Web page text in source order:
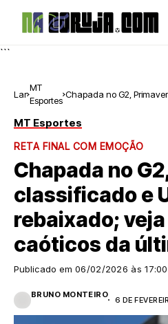
```
Lar
MT
Esportes
Chapada no G2,
MT Esportes
RETA FINAL COM EMOÇÃO
Chapada no
classificado e
rebaixado;
caóticos da
Publicado em 06/02/2026 às 17:00
BRUNO MONTEIRO
6 DE